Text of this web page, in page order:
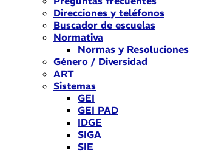
Direcciones y teléfonos
Buscador de escuelas
Normativa
Normas y Resoluciones
Género / Diversidad
ART
Sistemas
GEI
GEI PAD
IDGE
SIGA
SIE